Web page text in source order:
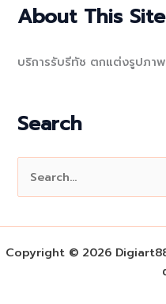
About This Site
บริการรับรีทัช ตกแต่งรูปภา
Search
c
Copyright © 2026